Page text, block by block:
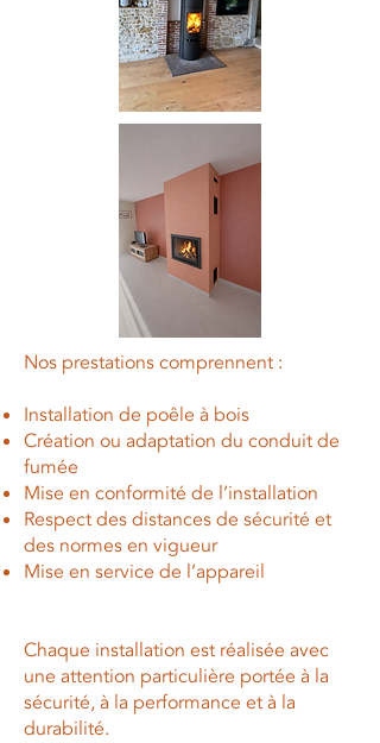
Nos prestations comprennent :
Installation de poêle à bois
Création ou adaptation du conduit de
fumée
Mise en conformité de l’installation
Respect des distances de sécurité et
des normes en vigueur
Mise en service de l’appareil
Chaque installation est réalisée avec
une attention particulière portée à la
sécurité, à la performance et à la
durabilité.